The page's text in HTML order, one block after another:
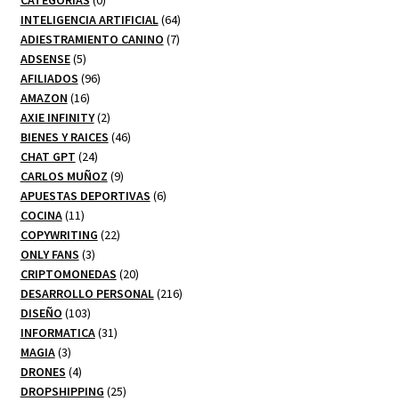
productos
INTELIGENCIA ARTIFICIAL 6464
productos
ADIESTRAMIENTO CANINO 77
ADSENSE 55
productos
AFILIADOS 9696
AMAZON 1616
productos
AXIE INFINITY 22
productos
BIENES Y RAICES 4646
CHAT GPT 2424
productos
CARLOS MUÑOZ 99
productos
APUESTAS DEPORTIVAS 66
COCINA 1111
productos
COPYWRITING 2222
ONLY FANS 33
productos
CRIPTOMONEDAS 2020
productos
DESARROLLO PERSONAL 216216
DISEÑO 103103
productos
INFORMATICA 3131
MAGIA 33
productos
DRONES 44
productos
DROPSHIPPING 2525